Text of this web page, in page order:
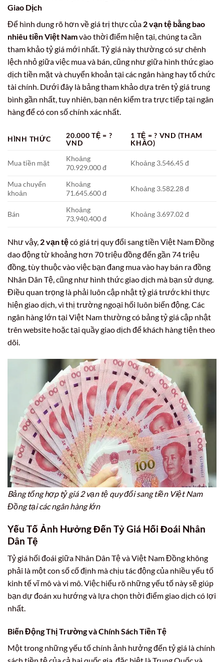
Giao Dịch
Để hình dung rõ hơn về giá trị thực của 2 vạn tệ bằng bao
nhiêu tiền Việt Namvào thời điểm hiện tại, chúng ta cần
tham khảo tỷ giá mới nhất. Tỷ giá này thường có sự chênh
lệch nhỏ giữa việc mua và bán, cũng như giữa hình thức giao
dịch tiền mặt và chuyển khoản tại các ngân hàng hay tổ chức
tài chính. Dưới đây là bảng tham khảo dựa trên tỷ giá trung
bình gần nhất, tuy nhiên, bạn nên kiểm tra trực tiếp tại ngân
hàng để có con số chính xác nhất.
HÌNH THỨC
20.000 TỆ = ?
VND
1 TỆ = ? VND (THAM
KHẢO)
Mua tiền mặt
Khoảng
70.929.000 đ
Khoảng 3.546.45 đ
Mua chuyển
khoản
Khoảng
71.645.600 đ
Khoảng 3.582.28 đ
Bán
Khoảng
73.940.400 đ
Khoảng 3.697.02 đ
Như vậy, 2 vạn tệcó giá trị quy đổi sang tiền Việt Nam Đồng
dao động từ khoảng hơn 70 triệu đồng đến gần 74 triệu
đồng, tùy thuộc vào việc bạn đang mua vào hay bán ra đồng
Nhân Dân Tệ, cũng như hình thức giao dịch mà bạn sử dụng.
Điều quan trọng là phải luôn cập nhật tỷ giá trước khi thực
hiện giao dịch, vì thị trường ngoại hối luôn biến động. Các
ngân hàng lớn tại Việt Nam thường có bảng tỷ giá cập nhật
trên website hoặc tại quầy giao dịch để khách hàng tiện theo
dõi.
Bảng tổng hợp tỷ giá 2 vạn tệ quy đổi sang tiền Việt Nam
Đồng tại các ngân hàng lớn
Yếu Tố Ảnh Hưởng Đến Tỷ Giá Hối Đoái Nhân
Dân Tệ
Tỷ giá hối đoái giữa Nhân Dân Tệ và Việt Nam Đồng không
phải là một con số cố định mà chịu tác động của nhiều yếu tố
kinh tế vĩ mô và vi mô. Việc hiểu rõ những yếu tố này sẽ giúp
bạn dự đoán xu hướng và lựa chọn thời điểm giao dịch có lợi
nhất.
Biến Động Thị Trường và Chính Sách Tiền Tệ
Một trong những yếu tố chính ảnh hưởng đến tỷ giá là chính